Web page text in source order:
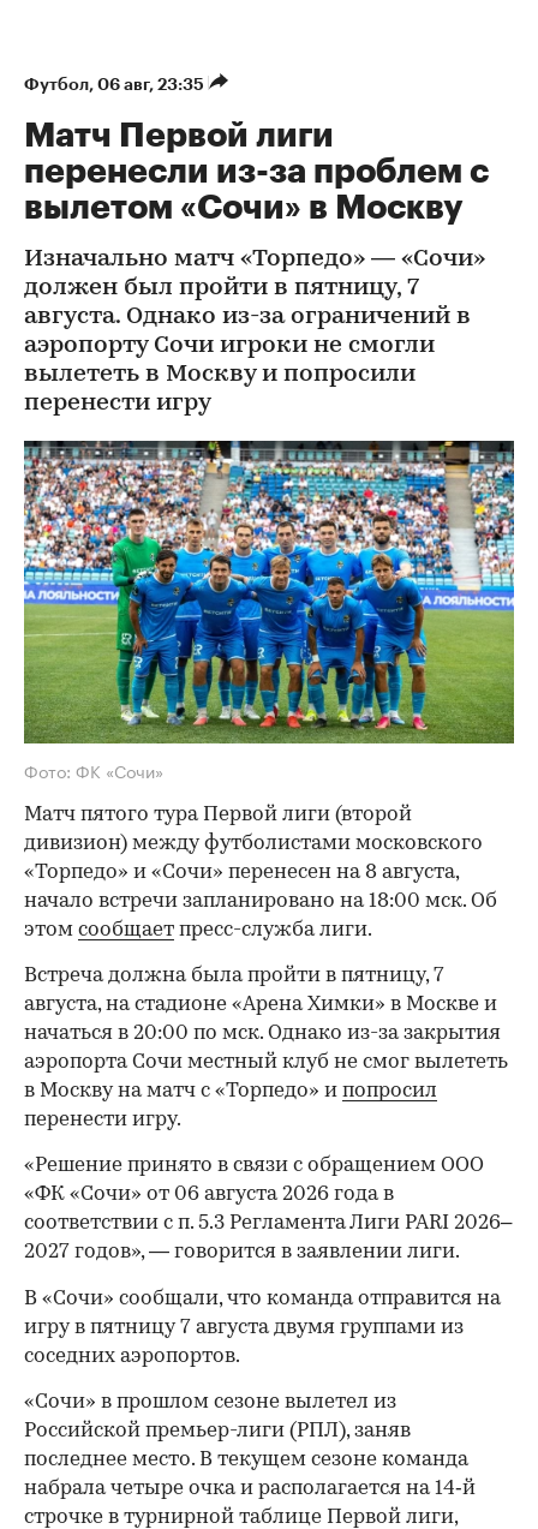
Футбол⁠, 06 авг, 23:35
Матч Первой лиги
перенесли из-за проблем с
вылетом «Сочи» в Москву
Изначально матч «Торпедо» — «Сочи»
должен был пройти в пятницу, 7
августа. Однако из-за ограничений в
аэропорту Сочи игроки не смогли
вылететь в Москву и попросили
перенести игру
Фото: ФК «Сочи»
Матч пятого тура Первой лиги (второй
дивизион) между футболистами московского
«Торпедо» и «Сочи» перенесен на 8 августа,
начало встречи запланировано на 18:00 мск. Об
этом сообщает пресс-служба лиги.
Встреча должна была пройти в пятницу, 7
августа, на стадионе «Арена Химки» в Москве и
начаться в 20:00 по мск. Однако из-за закрытия
аэропорта Сочи местный клуб не смог вылететь
в Москву на матч с «Торпедо» и попросил
перенести игру.
«Решение принято в связи с обращением ООО
«ФК «Сочи» от 06 августа 2026 года в
соответствии с п. 5.3 Регламента Лиги PARI 2026–
2027 годов», — говорится в заявлении лиги.
В «Сочи» сообщали, что команда отправится на
игру в пятницу 7 августа двумя группами из
соседних аэропортов.
«Сочи» в прошлом сезоне вылетел из
Российской премьер-лиги (РПЛ), заняв
последнее место. В текущем сезоне команда
набрала четыре очка и располагается на 14‑й
строчке в турнирной таблице Первой лиги,